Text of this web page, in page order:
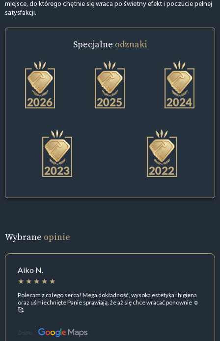
miejsce, do którego chętnie się wraca po świetny efekt i poczucie pełnej
satysfakcji.
Specjalne odznaki
Wybrane opinie
Aiko N.
Polecam z całego serca! Mega dokładność, wysoka estetyka i higiena
oraz uśmiechnięte Panie sprawiają, że aż się chce wracać ponownie ☺️
🥰
Źródło: